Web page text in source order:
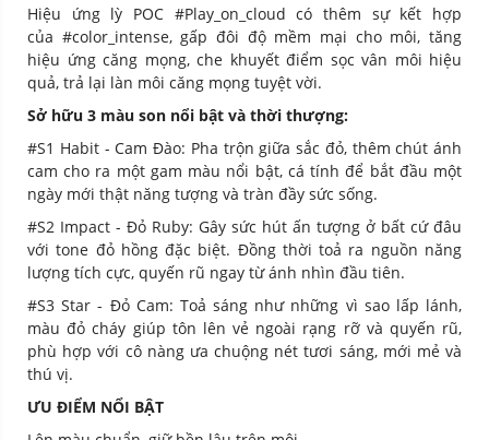
Hiệu ứng lỳ POC #Play_on_cloud có thêm sự kết hợp
của #color_intense, gấp đôi độ mềm mại cho môi, tăng
hiệu ứng căng mọng, che khuyết điểm sọc vân môi hiệu
quả, trả lại làn môi căng mọng tuyệt vời.
Sở hữu 3 màu son nổi bật và thời thượng:
#S1 Habit - Cam Đào: Pha trộn giữa sắc đỏ, thêm chút ánh
cam cho ra một gam màu nổi bật, cá tính để bắt đầu một
ngày mới thật năng tượng và tràn đầy sức sống.
#S2 Impact - Đỏ Ruby: Gây sức hút ấn tượng ở bất cứ đâu
với tone đỏ hồng đặc biệt. Đồng thời toả ra nguồn năng
lượng tích cực, quyến rũ ngay từ ánh nhìn đầu tiên.
#S3 Star - Đỏ Cam: Toả sáng như những vì sao lấp lánh,
màu đỏ cháy giúp tôn lên vẻ ngoài rạng rỡ và quyến rũ,
phù hợp với cô nàng ưa chuộng nét tươi sáng, mới mẻ và
thú vị.
ƯU ĐIỂM NỔI BẬT